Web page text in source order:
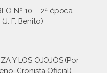
Nº 10 – 2ª época –
F. Benito)
Y LOS OJOJÓS (Por
Cronista Oficial)